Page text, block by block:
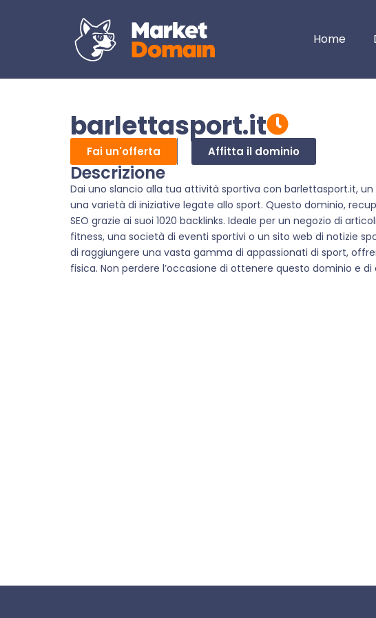
Home
barlettasport.it
Fai un'offerta Affitta il dominio
Descrizione
Dai uno slancio alla tua attività sportiva con barlettasport.it,
una varietà di iniziative legate allo sport. Questo dominio,
SEO grazie ai suoi 1020 backlinks. Ideale per un negozio di
fitness, una società di eventi sportivi o un sito web di notizie
di raggiungere una vasta gamma di appassionati di sport,
fisica. Non perdere l’occasione di ottenere questo dominio e